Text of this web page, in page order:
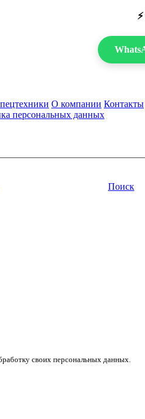
О компании Контакты
персональных данных
Поиск
своих персональных данных.